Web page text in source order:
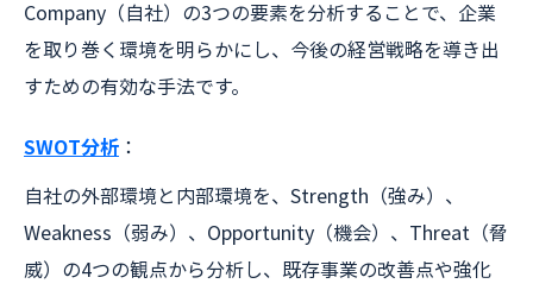
Company（自社）の3つの要素を分析することで、企業
を取り巻く環境を明らかにし、今後の経営戦略を導き出
すための有効な手法です。
SWOT分析 ：
自社の外部環境と内部環境を、Strength（強み）、
Weakness（弱み）、Opportunity（機会）、Threat（脅
威）の4つの観点から分析し、既存事業の改善点や強化